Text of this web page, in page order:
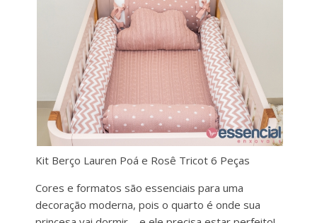
Kit Berço Lauren Poá e Rosê Tricot 6 Peças
Cores e formatos são essenciais para uma
decoração moderna, pois o quarto é onde sua